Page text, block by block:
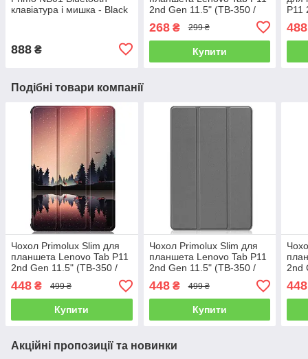
клавіатура і мишка - Black
888 ₴
2nd Gen 11.5" (TB-350 /
268₴ 299 ₴
Купити
P11
488
Подібні товари компанії
Чохол Primolux Slim для
планшета Lenovo Tab P11
2nd Gen 11.5" (TB-350 /
TB-355) - Nature
448 ₴ 499 ₴
Купити
Чохол Primolux Slim для
планшета Lenovo Tab P11
2nd Gen 11.5" (TB-350 /
TB-355) - Grey
448₴ 499 ₴
Купити
2nd
TB-
448
Акційні пропозиції та новинки